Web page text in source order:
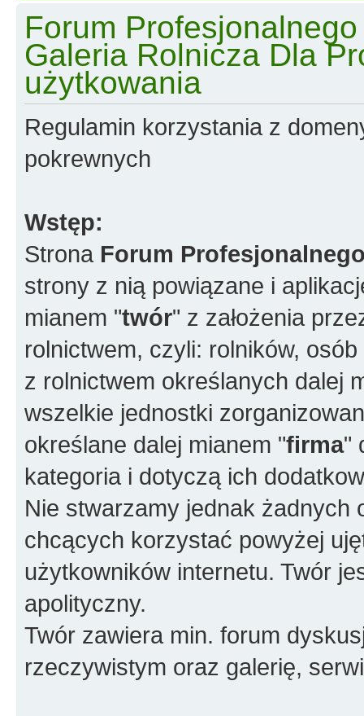
Forum
Galeria Rolnicza Dla
użytkowania
Regulamin korzystania z
pokrewnych
Wstęp:
Strona Forum
strony z nią powiązane i
mianem "twór" z założenia
rolnictwem, czyli: rolników,
z rolnictwem określanych dalej
wszelkie jednostki
określane dalej mianem "firma"
kategoria i dotyczą ich
Nie stwarzamy jednak żadnych
chcących korzystać powyżej
użytkowników internetu. Twór
apolityczny.
Twór zawiera min. forum
rzeczywistym oraz galerię,